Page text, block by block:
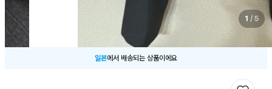
1 / 5
일본에서 배송되는 상품이에요